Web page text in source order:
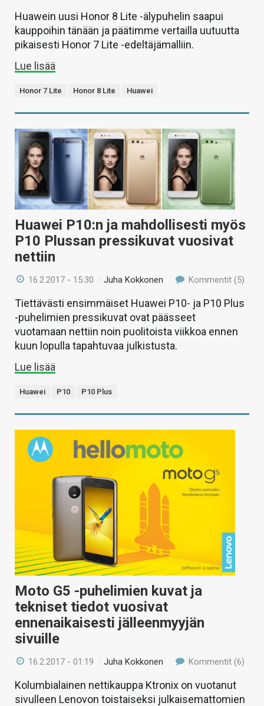
Huawein uusi Honor 8 Lite -älypuhelin saapui
kauppoihin tänään ja päätimme vertailla uutuutta
pikaisesti Honor 7 Lite -edeltäjämalliin.
Lue lisää
Honor 7 Lite Honor 8 Lite Huawei
Huawei P10:n ja mahdollisesti myös
P10 Plussan pressikuvat vuosivat
nettiin
16.2.2017 - 15:30 /Juha Kokkonen Kommentit (5)
Tiettävästi ensimmäiset Huawei P10- ja P10 Plus
-puhelimien pressikuvat ovat päässeet
vuotamaan nettiin noin puolitoista viikkoa ennen
kuun lopulla tapahtuvaa julkistusta.
Lue lisää
Huawei P10 P10 Plus
Moto G5 -puhelimien kuvat ja
tekniset tiedot vuosivat
ennenaikaisesti jälleenmyyjän
sivuille
16.2.2017 - 01:19 /Juha Kokkonen Kommentit (6)
Kolumbialainen nettikauppa Ktronix on vuotanut
sivulleen Lenovon toistaiseksi julkaisemattomien